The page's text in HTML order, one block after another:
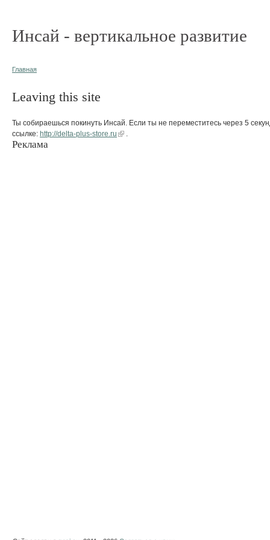
Инсай - вертикальное развитие
Главная
Leaving this site
Ты собираешься покинуть Инсай. Если ты не переместитесь через 5
ссылке: http://delta-plus-store.ru
Реклама